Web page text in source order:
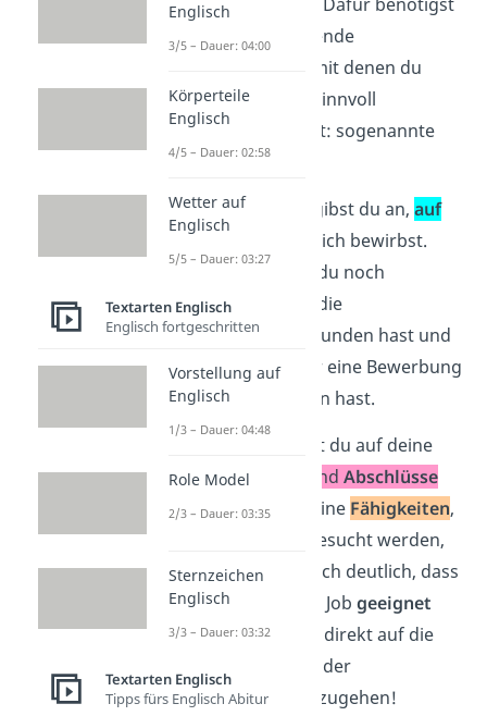
du zunächst passende
Formulierungen, mit denen du
deine Sätze auch sinnvoll
verknüpfen kannst: sogenannte
linking words
Im ersten Absatz gibst du an,auf
welche Stelle
du dich bewirbst.
Zusätzlich kannst du noch
erwähnen,
du die
Stellenanzeige gefunden hast und
warumdu dich für eine Bewerbung
darauf entschieden hast.
Als Nächstes gehst du auf deine
Qualifikationen
undAbschlüsse
ein. Du betonst deine Fähigkeiten,
die für die Stelle gesucht werden,
und machst dadurch deutlich, dass
du perfekt für den Jobgeeignet
bist. Vergiss nicht, direkt auf die
in der
Stellenanzeige einzugehen!
Englisch
3/5 – Dauer: 04:00
Körperteile
Englisch
4/5 – Dauer: 02:58
Wetter auf
Englisch
5/5 – Dauer: 03:27
Textarten Englisch
Englisch fortgeschritten
Vorstellung auf
Englisch
1/3 – Dauer: 04:48
Role Model
2/3 – Dauer: 03:35
Sternzeichen
Englisch
3/3 – Dauer: 03:32
Textarten Englisch
Tipps fürs Englisch Abitur